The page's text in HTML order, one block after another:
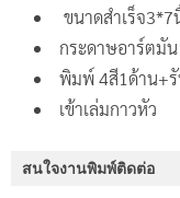
ขนาดสำเร็จ3*7
กระดาษอาร์ตมั
พิมพ์ 4สี1ด้าน+รั
เข้าเล่มกาวหัว
สนใจงานพิมพ์ติดต่อ